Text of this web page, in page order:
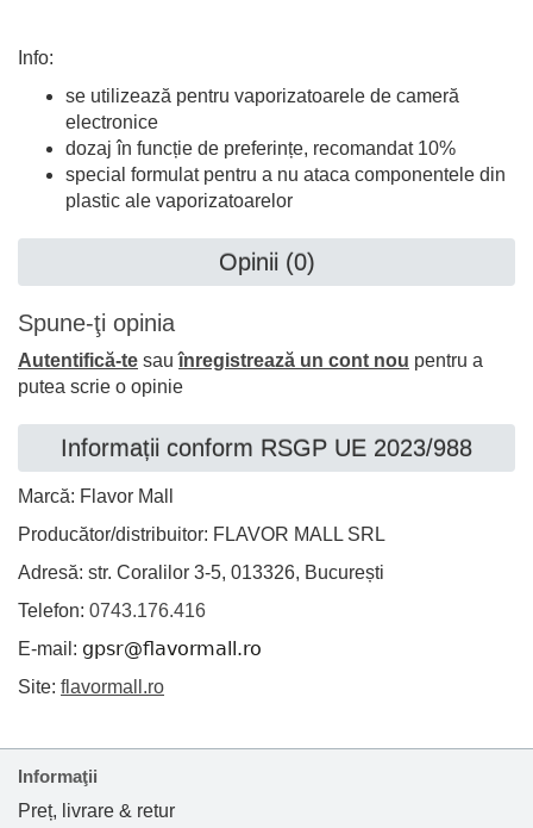
Info:
se utilizează pentru vaporizatoarele de cameră
electronice
dozaj în funcție de preferințe, recomandat 10%
special formulat pentru a nu ataca componentele din
plastic ale vaporizatoarelor
Opinii (0)
Spune-ţi opinia
Autentifică-te sauînregistrează un cont nou pentru a
putea scrie o opinie
Informații conform RSGP UE 2023/988
Marcă: Flavor Mall
Producător/distribuitor: FLAVOR MALL SRL
Adresă: str. Coralilor 3-5, 013326, București
Telefon: 0743.176.416
E-mail:
Site: flavormall.ro
Informaţii
Preț, livrare & retur